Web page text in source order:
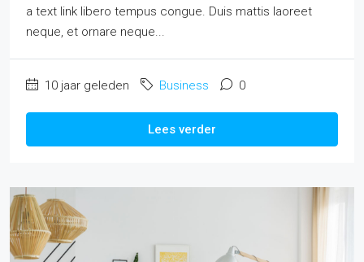
a text link libero tempus congue. Duis mattis laoreet
neque, et ornare neque...
10 jaar geleden Business 0
Lees verder